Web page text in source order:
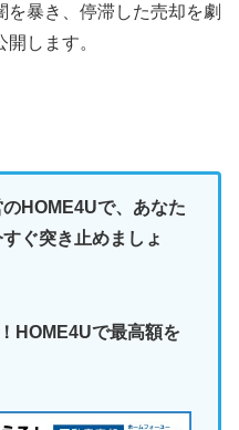
を暴き、停滞した売却を劇
します。
HOME4Uで、あなた
ぐ突き止めましょ
HOME4Uで最高額を